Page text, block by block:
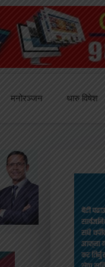
मनोरञ्जन थारु विषेश